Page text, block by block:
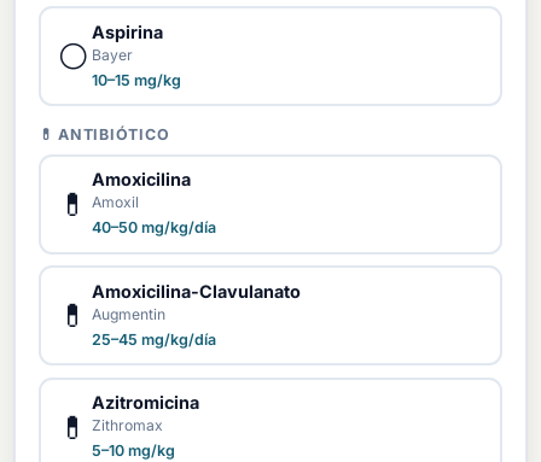
⚪
Aspirina
Bayer
10–15 mg/kg
💊 ANTIBIÓTICO
💊
Amoxicilina
Amoxil
40–50 mg/kg/día
💊
Amoxicilina-Clavulanato
Augmentin
25–45 mg/kg/día
💊
Azitromicina
Zithromax
5–10 mg/kg